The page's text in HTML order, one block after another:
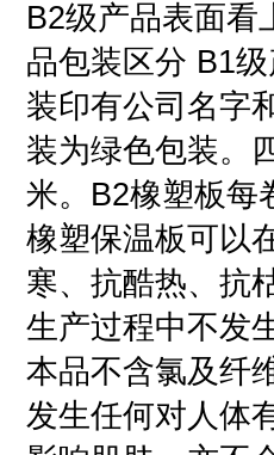
B2级产品表面看
品包装区分 B1
装印有公司名字
装为绿色包装。
米。B2橡塑板
橡塑保温板可以
寒、抗酷热、抗
生产过程中不发
本品不含氯及纤
发生任何对人体